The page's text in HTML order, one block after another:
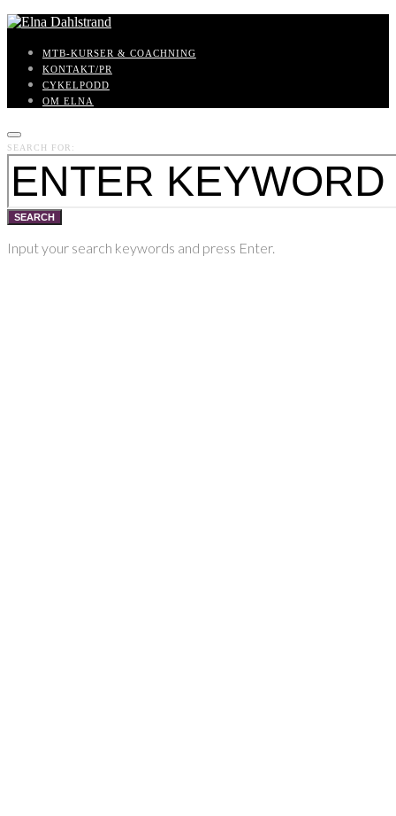
MTB-KURSER & COACHNING
KONTAKT/PR
CYKELPODD
OM ELNA
SEARCH FOR:
SEARCH
Input your search keywords and press Enter.